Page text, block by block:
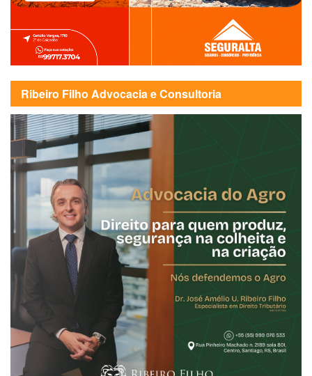
Ribeiro Filho Advocacia e Consultoria